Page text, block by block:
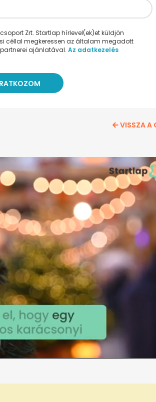
Zrt. Startlap hírlevel(ek)et küldjön
céllal megkeressen az általam megadott
ajánlatával. Az adatkezelés
VISSZA A